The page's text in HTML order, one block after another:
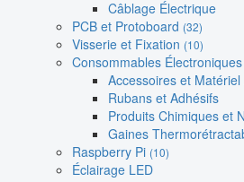
Câblage Électrique
PCB et Protoboard (32)
Visserie et Fixation (10)
Consommables Électroniques
Accessoires et
Rubans et Adhésifs
Produits Chimiques et
Gaines
Raspberry Pi (10)
Éclairage LED